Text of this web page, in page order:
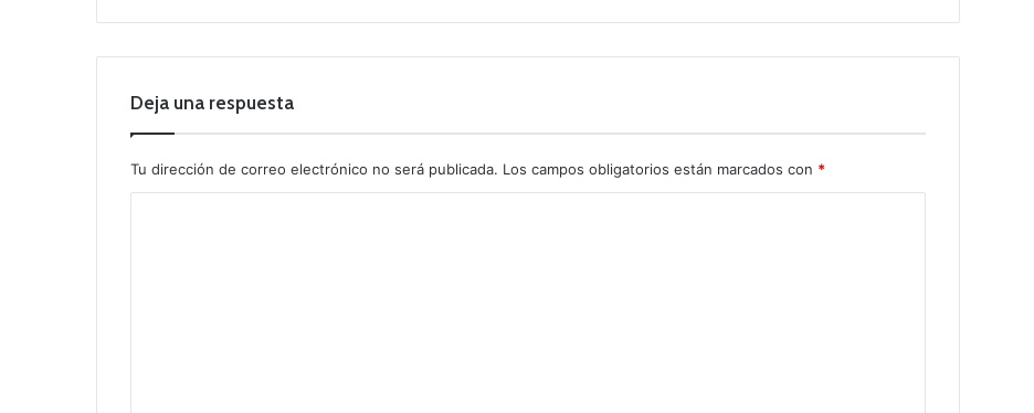
Deja una respuesta
Tu dirección de correo electrónico no será publicada. Los campos obligatorios están marcados con *